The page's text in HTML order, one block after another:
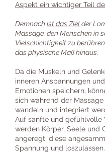
Aspekt ein wichtiger Teil
Demnach ist das Ziel der
Massage, den Menschen in
Vielschichtigkeit zu
das physische Maß hinaus.
Da die Muskeln und
inneren Anspannungen
Emotionen speichern,
sich während der Massage
wandeln und integriert
Auf sanfte und gefühlvolle
werden Körper, Seele und
angeregt, diese
Spannung und